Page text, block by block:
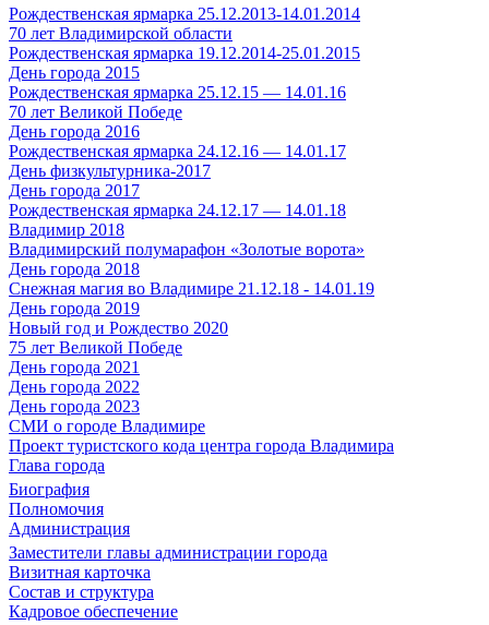
Рождественская ярмарка 25.12.2013-14.01.2014
70 лет Владимирской области
Рождественская ярмарка 19.12.2014-25.01.2015
День города 2015
Рождественская ярмарка 25.12.15 — 14.01.16
70 лет Великой Победе
День города 2016
Рождественская ярмарка 24.12.16 — 14.01.17
День физкультурника-2017
День города 2017
Рождественская ярмарка 24.12.17 — 14.01.18
Владимир 2018
Владимирский полумарафон «Золотые ворота»
День города 2018
Снежная магия во Владимире 21.12.18 - 14.01.19
День города 2019
Новый год и Рождество 2020
75 лет Великой Победе
День города 2021
День города 2022
День города 2023
СМИ о городе Владимире
Проект туристского кода центра города Владимира
Глава города
Биография
Полномочия
Администрация
Заместители главы администрации города
Визитная карточка
Состав и структура
Кадровое обеспечение